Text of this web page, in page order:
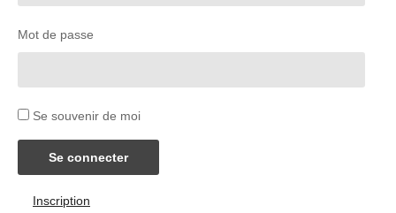
Mot de passe
Se souvenir de moi
Se connecter
Inscription